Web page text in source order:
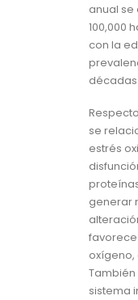
anual se
100,000
con la
décadas
se
estrés
generar
sistema